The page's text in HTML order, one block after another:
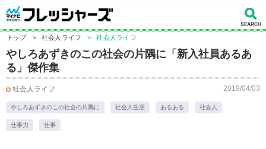
トップ > 社会人ライフ > 社会人ライフ
やしろあずきのこの社会の片隅に「新入社員あるあ
る」傑作集
社会人ライフ 2019/04/03
やしろあずきのこの社会の片隅に 社会人生活 あるある 社会人
仕事力 仕事